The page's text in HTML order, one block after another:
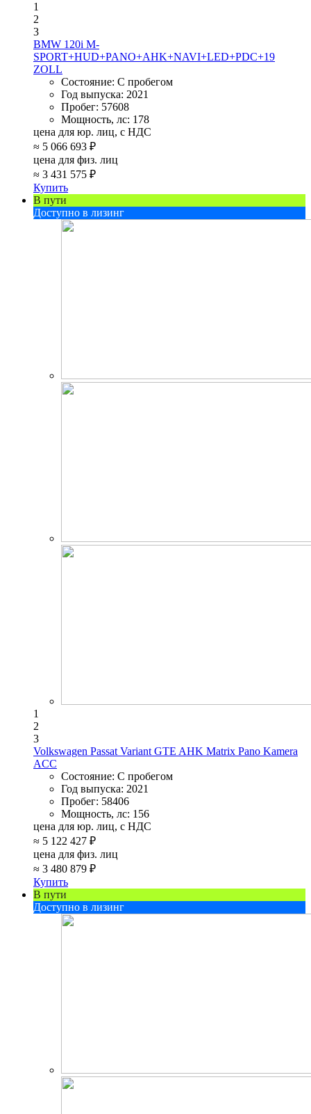
1
2
3
BMW 120i M-
SPORT+HUD+PANO+AHK+NAVI+LED+PDC+19
ZOLL
Состояние: С пробегом
Год выпуска: 2021
Пробег: 57608
Мощность, лс: 178
цена для юр. лиц, с НДС
≈ 5 066 693 ₽
цена для физ. лиц
≈ 3 431 575 ₽
Купить
В пути
Доступно в лизинг
1
2
3
Volkswagen Passat Variant GTE AHK Matrix Pano Kamera
ACC
Состояние: С пробегом
Год выпуска: 2021
Пробег: 58406
Мощность, лс: 156
цена для юр. лиц, с НДС
≈ 5 122 427 ₽
цена для физ. лиц
≈ 3 480 879 ₽
Купить
В пути
Доступно в лизинг